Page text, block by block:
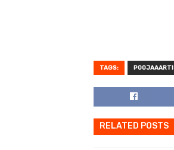
TAGS: POOJAAARTI
RELATED POSTS